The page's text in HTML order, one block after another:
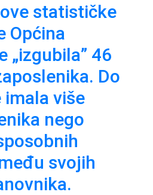
statističke
Općina
„izgubila” 46
Do
imala više
nego
svojih